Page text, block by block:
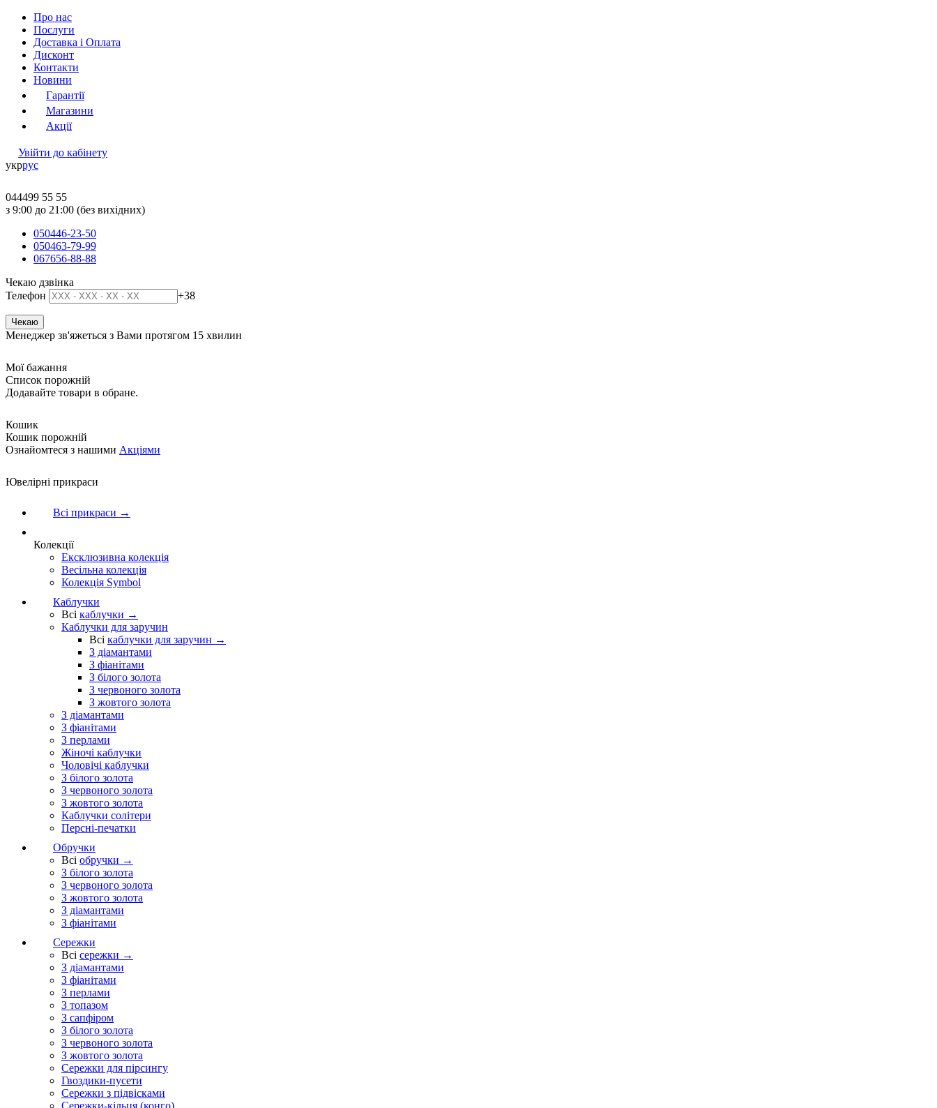
Про нас
Послуги
Доставка і Оплата
Дисконт
Контакти
Новини
Гарантії
Магазини
Акції
Увійти до кабінету
укррус
044499 55 55
з 9:00 до 21:00 (без вихідних)
050446-23-50
050463-79-99
067656-88-88
Чекаю дзвінка
Телефон
+38
Менеджер зв'яжеться з Вами протягом 15 хвилин
Мої бажання
Список порожній
Додавайте товари в обране.
Кошик
Кошик порожній
Ознайомтеся з нашими Акціями
Ювелірні прикраси
Всі прикраси →
Колекції
Ексклюзивна колекція
Весільна колекція
Колекція Symbol
Каблучки
Всі каблучки →
Каблучки для заручин
Всі каблучки для заручин →
З діамантами
З фіанітами
З білого золота
З червоного золота
З жовтого золота
З діамантами
З фіанітами
З перлами
Жіночі каблучки
Чоловічі каблучки
З білого золота
З червоного золота
З жовтого золота
Каблучки солітери
Персні-печатки
Обручки
Всі обручки →
З білого золота
З червоного золота
З жовтого золота
З діамантами
З фіанітами
Сережки
Всі сережки →
З діамантами
З фіанітами
З перлами
З топазом
З сапфіром
З білого золота
З червоного золота
З жовтого золота
Сережки для пірсингу
Гвоздики-пусети
Сережки з підвісками
Сережки-кільця (конго)